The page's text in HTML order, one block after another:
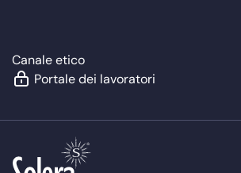
Canale etico
Portale dei lavoratori